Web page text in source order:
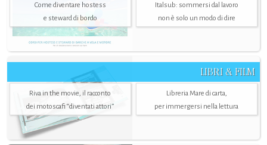
Come diventare hostess
e steward di bordo
Italsub: sommersi dal lavoro
non è solo un modo di dire
LIBRI & FILM
Riva in the movie, il racconto
dei motoscafi “diventati attori”
Libreria Mare di carta,
per immergersi nella lettura